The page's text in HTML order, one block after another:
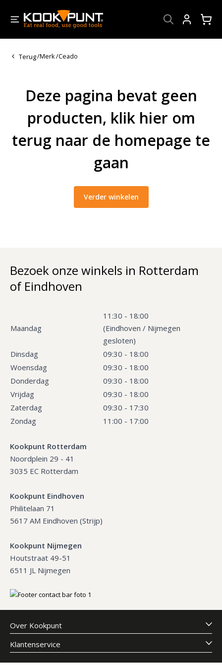
Terug/Merk/Ceado
Deze pagina bevat geen
producten, klik hier om
terug naar de homepage te
gaan
Verder winkelen
Bezoek onze winkels in Rotterdam
of Eindhoven
Maandag
11:30 - 18:00
(Eindhoven / Nijmegen
gesloten)
Dinsdag
09:30 - 18:00
Woensdag
09:30 - 18:00
Donderdag
09:30 - 18:00
Vrijdag
09:30 - 18:00
Zaterdag
09:30 - 17:30
Zondag
11:00 - 17:00
Kookpunt Rotterdam
Noordplein 29 - 41
3035 EC Rotterdam
Kookpunt Eindhoven
Philitelaan 71
5617 AM Eindhoven (Strijp)
Kookpunt Nijmegen
Houtstraat 49-51
6511 JL Nijmegen
Over Kookpunt
Klantenservice